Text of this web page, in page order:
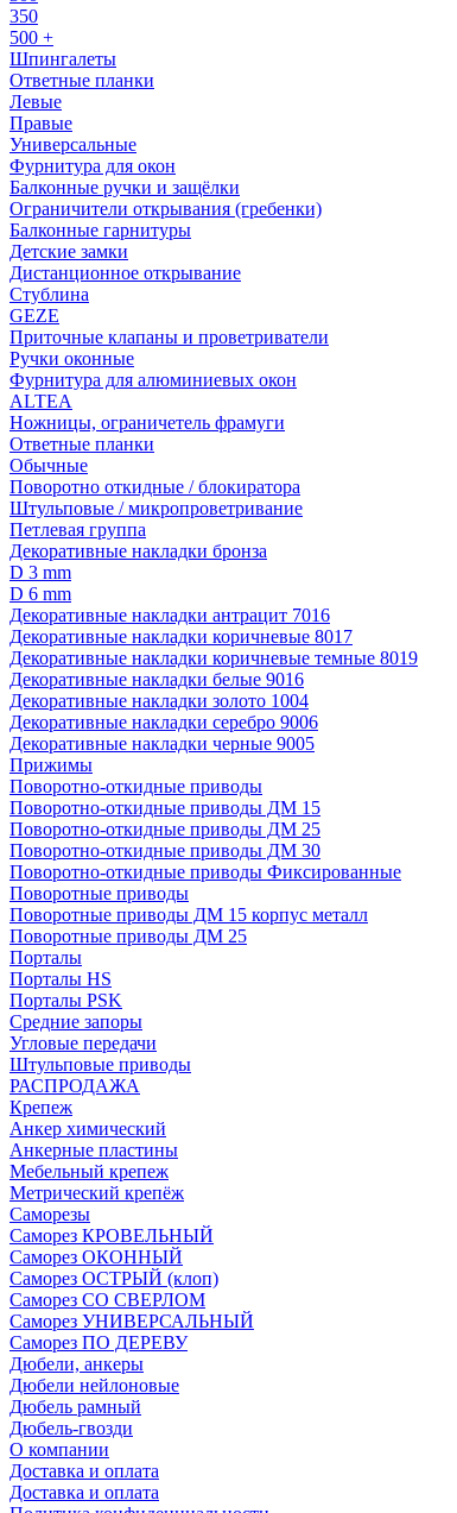
350
500 +
Шпингалеты
Ответные планки
Левые
Правые
Универсальные
Фурнитура для окон
Балконные ручки и защёлки
Ограничители открывания (гребенки)
Балконные гарнитуры
Детские замки
Дистанционное открывание
Стублина
GEZE
Приточные клапаны и проветриватели
Ручки оконные
Фурнитура для алюминиевых окон
ALTEA
Ножницы, ограничетель фрамуги
Ответные планки
Обычные
Поворотно откидные / блокиратора
Штульповые / микропроветривание
Петлевая группа
Декоративные накладки бронза
D 3 mm
D 6 mm
Декоративные накладки антрацит 7016
Декоративные накладки коричневые 8017
Декоративные накладки коричневые темные 8019
Декоративные накладки белые 9016
Декоративные накладки золото 1004
Декоративные накладки серебро 9006
Декоративные накладки черные 9005
Прижимы
Поворотно-откидные приводы
Поворотно-откидные приводы ДМ 15
Поворотно-откидные приводы ДМ 25
Поворотно-откидные приводы ДМ 30
Поворотно-откидные приводы Фиксированные
Поворотные приводы
Поворотные приводы ДМ 15 корпус металл
Поворотные приводы ДМ 25
Порталы
Порталы HS
Порталы PSK
Средние запоры
Угловые передачи
Штульповые приводы
РАСПРОДАЖА
Крепеж
Анкер химический
Анкерные пластины
Мебельный крепеж
Метрический крепёж
Саморезы
Саморез КРОВЕЛЬНЫЙ
Саморез ОКОННЫЙ
Саморез ОСТРЫЙ (клоп)
Саморез СО СВЕРЛОМ
Саморез УНИВЕРСАЛЬНЫЙ
Саморез ПО ДЕРЕВУ
Дюбели, анкеры
Дюбели нейлоновые
Дюбель рамный
Дюбель-гвозди
О компании
Доставка и оплата
Доставка и оплата